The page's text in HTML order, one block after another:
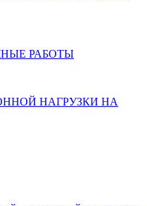
РАБОТЫ
НАГРУЗКИ НА